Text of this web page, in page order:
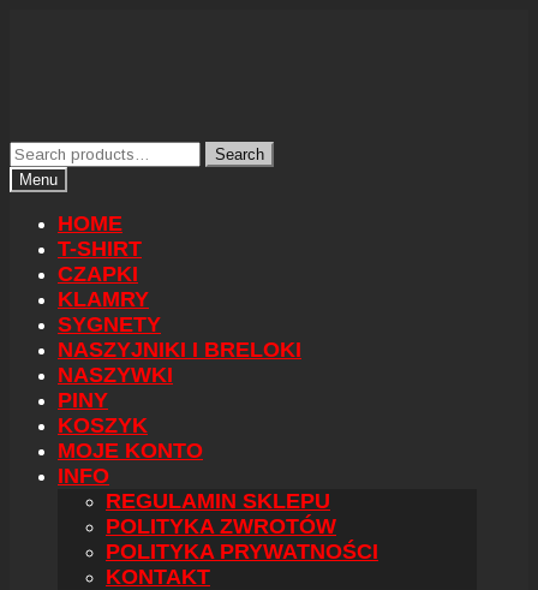
Skip
to
navigation
Skip
to
content
Search
for:
Search
Menu
HOME
T-SHIRT
CZAPKI
KLAMRY
SYGNETY
NASZYJNIKI I BRELOKI
NASZYWKI
PINY
KOSZYK
MOJE KONTO
INFO
REGULAMIN SKLEPU
POLITYKA ZWROTÓW
POLITYKA PRYWATNOŚCI
KONTAKT